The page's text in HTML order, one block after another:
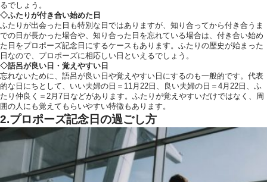
るでしょう。
◇ふたりが付き合い始めた日
ふたりが出会った日も特別な日ではありますが、知り合ってから付き合うま
での日が長かった場合や、知り合った日を忘れている場合は、付き合い始め
た日をプロポーズ記念日にするケースもあります。ふたりの歴史が始まった
日なので、プロポーズに相応しい日といえるでしょう。
◇語呂が良い日・覚えやすい日
忘れないために、語呂が良い日や覚えやすい日にするのも一般的です。代表
的な日にちとして、いい夫婦の日＝11月22日、良い夫婦の日＝4月22日、ふ
たり仲良く＝2月7日などがあります。ふたりが覚えやすいだけではなく、周
囲の人にも覚えてもらいやすい特徴もあります。
2.プロポーズ記念日の過ごし方